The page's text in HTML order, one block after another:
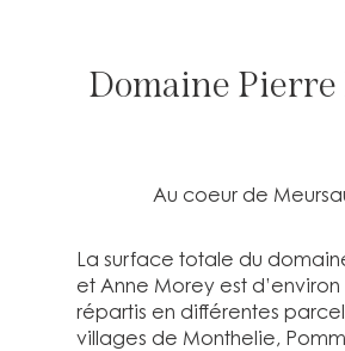
Domaine
Au coeur de
La surface totale du
et Anne Morey est
répartis en différentes
villages de Monthelie,